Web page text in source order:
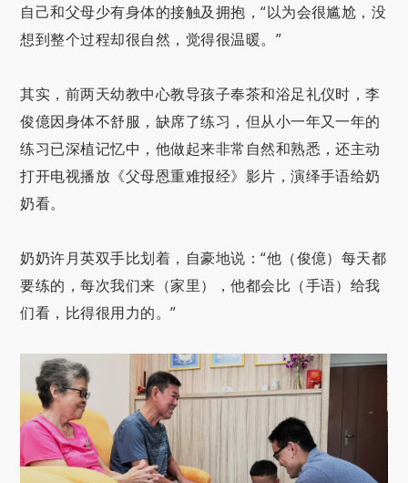
自己和父母少有身体的接触及拥抱，“以为会很尴尬，没
想到整个过程却很自然，觉得很温暖。”
其实，前两天幼教中心教导孩子奉茶和浴足礼仪时，李
俊億因身体不舒服，缺席了练习，但从小一年又一年的
练习已深植记忆中，他做起来非常自然和熟悉，还主动
打开电视播放《父母恩重难报经》影片，演绎手语给奶
奶看。
奶奶许月英双手比划着，自豪地说：“他（俊億）每天都
要练的，每次我们来（家里），他都会比（手语）给我
们看，比得很用力的。”